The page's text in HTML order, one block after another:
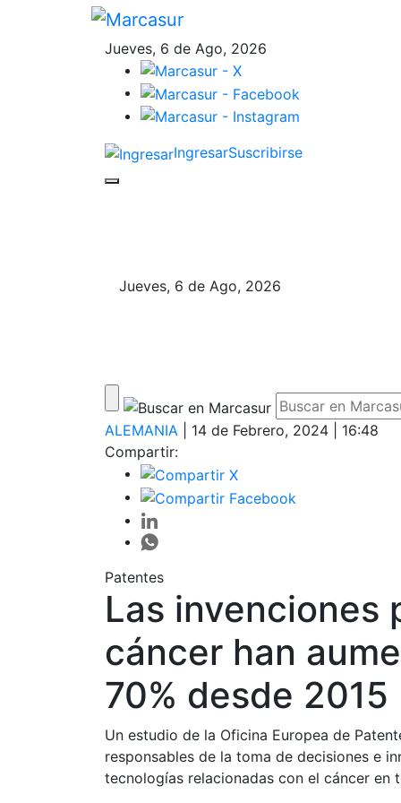
Jueves, 6 de Ago, 2026
IngresarSuscribirse
Jueves, 6 de Ago, 2026
ALEMANIA | 14 de Febrero, 2024 | 16:48
Compartir:
Patentes
Las invenciones
cáncer han
70% desde 2015
Un estudio de la Oficina Europea de
responsables de la toma de decisiones e
tecnologías relacionadas con el cáncer en